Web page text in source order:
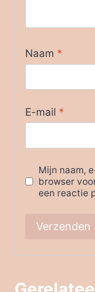
Naam *
E-mail *
Mijn naam,
browser
een reactie